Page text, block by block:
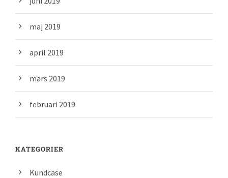
maj 2019
april 2019
mars 2019
februari 2019
KATEGORIER
Kundcase